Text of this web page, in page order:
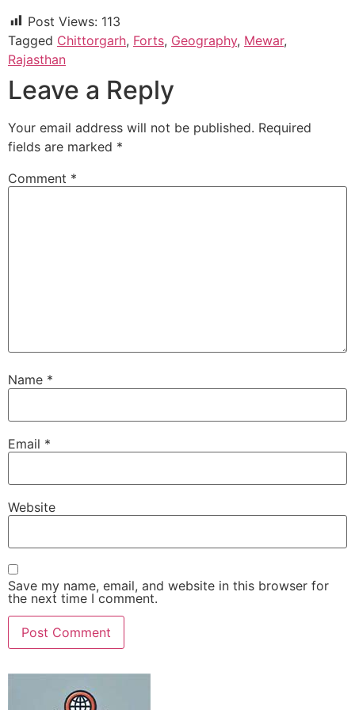
Post Views: 113
Tagged Chittorgarh, Forts, Geography, Mewar,
Rajasthan
Leave a Reply
Your email address will not be published. Required
fields are marked *
Comment *
Name *
Email *
Website
Save my name, email, and website in this browser for
the next time I comment.